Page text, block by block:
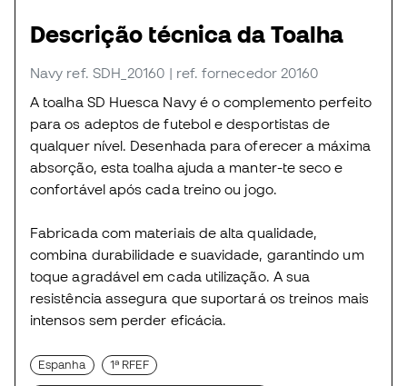
Descrição técnica da Toalha
Navy ref. SDH_20160 | ref. fornecedor 20160
A toalha SD Huesca Navy é o complemento perfeito
para os adeptos de futebol e desportistas de
qualquer nível. Desenhada para oferecer a máxima
absorção, esta toalha ajuda a manter-te seco e
confortável após cada treino ou jogo.
Fabricada com materiais de alta qualidade,
combina durabilidade e suavidade, garantindo um
toque agradável em cada utilização. A sua
resistência assegura que suportará os treinos mais
intensos sem perder eficácia.
Espanha 1ª RFEF